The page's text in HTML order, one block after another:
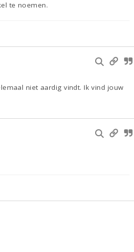
te noemen.
niet aardig vindt. Ik vind jouw